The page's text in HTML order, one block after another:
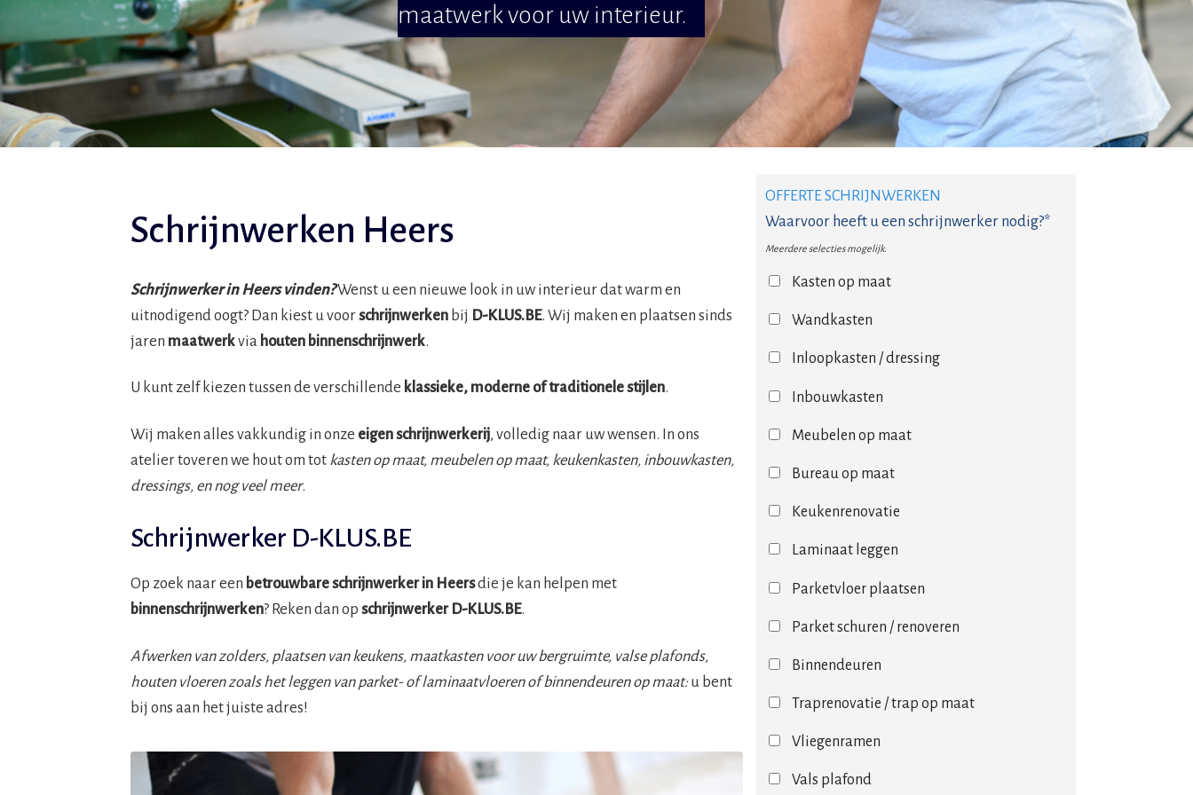
maatwerk voor uw interieur.
Schrijnwerken Heers
Schrijnwerker in Heers vinden?Wenst u een nieuwe look in uw interieur dat warm en
uitnodigend oogt? Dan kiest u voorschrijnwerken bij D-KLUS.BE. Wij maken en plaatsen sinds
jaren maatwerkvia houten binnenschrijnwerk.
U kunt zelf kiezen tussen de verschillende klassieke, moderne of traditionele stijlen.
Wij maken alles vakkundig in onze eigen schrijnwerkerij, volledig naar uw wensen. In ons
atelier toveren we hout om tot kasten op maat, meubelen op maat, keukenkasten, inbouwkasten,
dressings, en nog veel meer.
Schrijnwerker D-KLUS.BE
Op zoek naar een betrouwbare schrijnwerker in Heersdie je kan helpen met
binnenschrijnwerken? Reken dan op schrijnwerker D-KLUS.BE.
Afwerken van zolders, plaatsen van keukens, maatkasten voor uw bergruimte, valse plafonds,
houten vloeren zoals het leggen van parket- of laminaatvloeren of binnendeuren op maat:u bent
bij ons aan het juiste adres!
OFFERTE SCHRIJNWERKEN
Waarvoor heeft u een schrijnwerker nodig?*
Meerdere selecties mogelijk.
Kasten op maat
Wandkasten
Inloopkasten / dressing
Inbouwkasten
Meubelen op maat
Bureau op maat
Keukenrenovatie
Laminaat leggen
Parketvloer plaatsen
Parket schuren / renoveren
Binnendeuren
Traprenovatie / trap op maat
Vliegenramen
Vals plafond